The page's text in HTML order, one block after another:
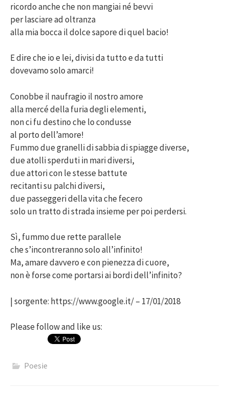
ricordo anche che non mangiai né bevvi
per lasciare ad oltranza
alla mia bocca il dolce sapore di quel bacio!
E dire che io e lei, divisi da tutto e da tutti
dovevamo solo amarci!
Conobbe il naufragio il nostro amore
alla mercé della furia degli elementi,
non ci fu destino che lo condusse
al porto dell’amore!
Fummo due granelli di sabbia di spiagge diverse,
due atolli sperduti in mari diversi,
due attori con le stesse battute
recitanti su palchi diversi,
due passeggeri della vita che fecero
solo un tratto di strada insieme per poi perdersi.
Sì, fummo due rette parallele
che s’incontreranno solo all’infinito!
Ma, amare davvero e con pienezza di cuore,
non è forse come portarsi ai bordi dell’infinito?
| sorgente: https://www.google.it/ – 17/01/2018
Please follow and like us:
Poesie